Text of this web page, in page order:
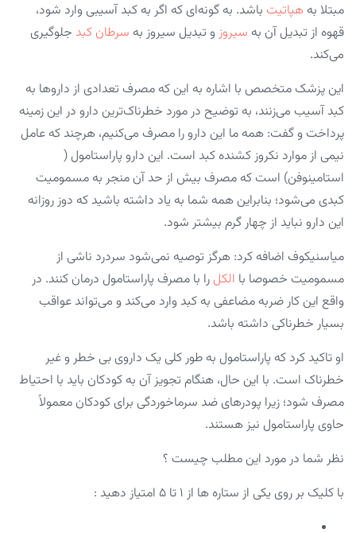
مبتلا به هپاتیت باشد. به گونه‌ای که اگر به کبد آسیبی وارد شود،
قهوه از تبدیل آن به سیروز و تبدیل سیروز به سرطان کبد جلوگیری
می‌کند.
این پزشک متخصص با اشاره به این که مصرف تعدادی از دارو‌ها به
کبد آسیب می‌زنند، به توضیح در مورد خطرناک‌ترین دارو در این زمینه
پرداخت و گفت: همه ما این دارو را مصرف می‌کنیم، هرچند که عامل
نیمی از موارد نکروز کشنده کبد است. این دارو پاراستامول (
استامینوفن) است که مصرف بیش از حد آن منجر به مسمومیت
کبدی می‌شود؛ بنابراین همه شما به یاد داشته باشید که دوز روزانه
این دارو نباید از چهار گرم بیشتر شود.
میاسنیکوف اضافه کرد: هرگز توصیه نمی‌شود سردرد ناشی از
مسمومیت خصوصا با الکل را با مصرف پاراستامول درمان کنند. در
واقع این کار ضربه مضاعفی به کبد وارد می‌کند و می‌تواند عواقب
بسیار خطرناکی داشته باشد.
او تاکید کرد که پاراستامول به طور کلی یک داروی بی خطر و غیر
خطرناک است. با این حال، هنگام تجویز آن به کودکان باید با احتیاط
مصرف شود؛ زیرا پودر‌های ضد سرماخوردگی برای کودکان معمولاً
حاوی پاراستامول نیز هستند.
نظر شما در مورد این مطلب چیست ؟
با کلیک بر روی یکی از ستاره ها از ۱ تا ۵ امتیاز دهید :